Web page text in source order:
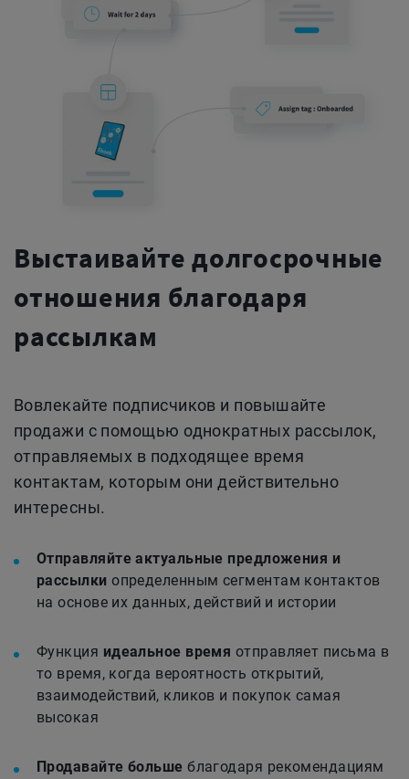
Выстаивайте долгосрочные
отношения благодаря
рассылкам
Вовлекайте подписчиков и повышайте
продажи с помощью однократных рассылок,
отправляемых в подходящее время
контактам, которым они действительно
интересны.
Отправляйте актуальные предложения и
рассылки определенным сегментам контактов
на основе их данных, действий и истории
Функция идеальное время отправляет письма в
то время, когда вероятность открытий,
взаимодействий, кликов и покупок самая
высокая
Продавайте больше благодаря рекомендациям